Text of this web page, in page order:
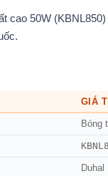
cao 50W
GIÁ
Bóng
Duhal